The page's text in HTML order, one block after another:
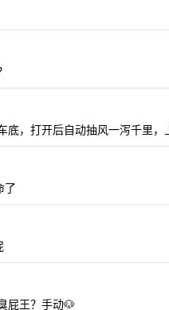
底，打开后自动抽风一泻千里，
了
屁王？手动🐶